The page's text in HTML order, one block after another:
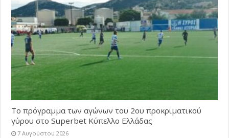
Το πρόγραμμα των αγώνων του 2ου προκριματικού
γύρου στο Superbet Κύπελλο Ελλάδας
7 Αυγούστου 2026